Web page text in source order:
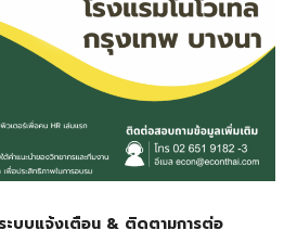
ะบบแจ้งเตือน & ติดตามการต่อ